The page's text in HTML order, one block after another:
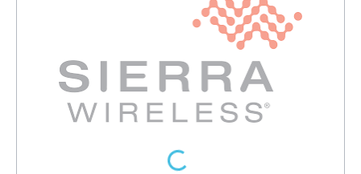
Loading...